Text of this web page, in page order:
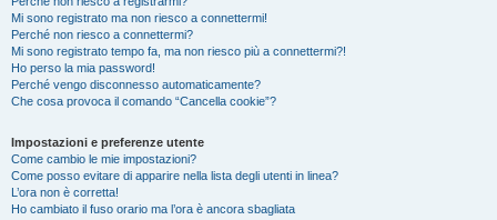
Mi sono registrato ma non riesco a connettermi!
Perché non riesco a connettermi?
Mi sono registrato tempo fa, ma non riesco più a connettermi?!
Ho perso la mia password!
Perché vengo disconnesso automaticamente?
Che cosa provoca il comando “Cancella cookie”?
Impostazioni e preferenze utente
Come cambio le mie impostazioni?
Come posso evitare di apparire nella lista degli utenti in linea?
L’ora non è corretta!
Ho cambiato il fuso orario ma l’ora è ancora sbagliata